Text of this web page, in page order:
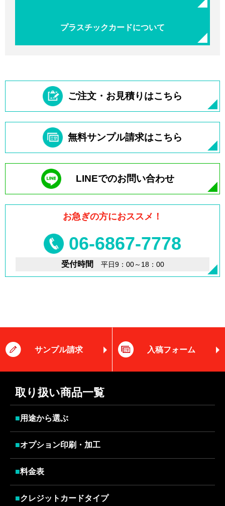
プラスチックカードについて
ご注文・お見積りはこちら
無料サンプル請求はこちら
LINEでのお問い合わせ
お急ぎの方におススメ！
06-6867-7778
受付時間 平日9：00～18：00
サンプル請求 入稿フォーム
取り扱い商品一覧
■用途から選ぶ
■オプション印刷・加工
■料金表
■クレジットカードタイプ